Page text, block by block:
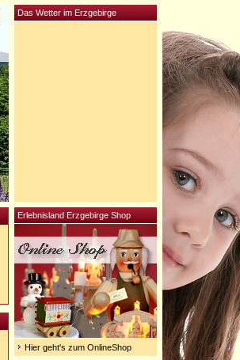
Erlebnisland Erzgebirge Shop
Hier geht's zum OnlineShop
Das Wetter im Erzgebirge